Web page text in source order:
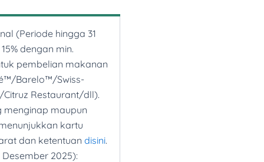
20% untuk
en/Campaigns/Asia/MHR-
Tidak termasuk room
atau layanan
syarat dan ketentuan
Singapore (Periode
hingga 20% dari
pesanan
(Periode hingga 31
dengan min.
pembelian makanan
Barelo™/Swiss-
Restaurant/dll).
menginap maupun
kartu
dan ketentuan disini.
2025):